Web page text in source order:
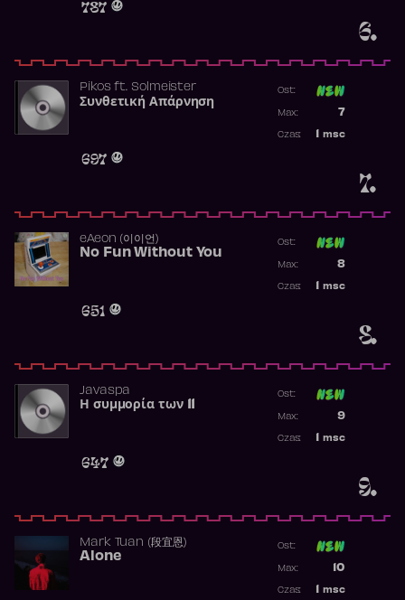
6.
787
7.
Pikosft. Solmeister
Συνθετική Απάρνηση
697
Ost:
7
Max:
msc
Czas:
8.
​eAeon (이이언)
No Fun Without You
651
Ost:
8
Max:
msc
Czas:
9.
Javaspa
Η συμμορία των 11
647
Ost:
9
Max:
msc
Czas:
Mark Tuan (段宜恩)
Alone
Ost:
10
Max:
msc
Czas: